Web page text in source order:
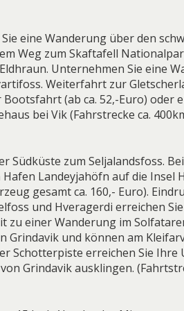
eine Wanderung über den
Weg zum Skaftafell
Unternehmen Sie eine
Weiterfahrt zur
(ab ca. 52,-Euro) oder
bei Vik (Fahrstrecke ca.
Südküste zum Seljalandsfoss.
Landeyjahöfn auf die Insel
gesamt ca. 160,- Euro).
und Hveragerdi erreichen
zu einer Wanderung im
Grindavik und können am
Schotterpiste erreichen Sie Ihre
Grindavik ausklingen.